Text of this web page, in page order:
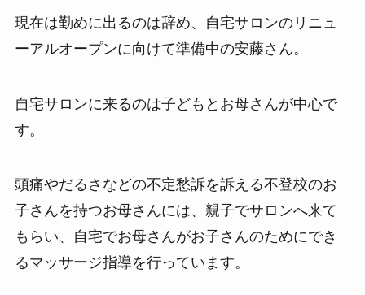
現在は勤めに出るのは辞め、自宅サロンのリニュ
ーアルオープンに向けて準備中の安藤さん。
自宅サロンに来るのは子どもとお母さんが中心で
す。
頭痛やだるさなどの不定愁訴を訴える不登校のお
子さんを持つお母さんには、親子でサロンへ来て
もらい、自宅でお母さんがお子さんのためにでき
るマッサージ指導を行っています。